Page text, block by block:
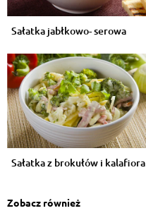
Sałatka jabłkowo- serowa
Sałatka z brokułów i kalafiora
Zobacz również